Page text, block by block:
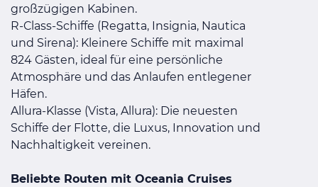
großzügigen Kabinen.
R-Class-Schiffe (Regatta, Insignia, Nautica
und Sirena): Kleinere Schiffe mit maximal
824 Gästen, ideal für eine persönliche
Atmosphäre und das Anlaufen entlegener
Häfen.
Allura-Klasse (Vista, Allura): Die neuesten
Schiffe der Flotte, die Luxus, Innovation und
Nachhaltigkeit vereinen.
Beliebte Routen mit Oceania Cruises